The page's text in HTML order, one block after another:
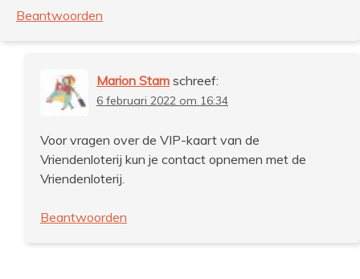
Beantwoorden
Marion Stam schreef:
6 februari 2022 om 16:34
Voor vragen over de VIP-kaart van de
Vriendenloterij kun je contact opnemen met de
Vriendenloterij.
Beantwoorden